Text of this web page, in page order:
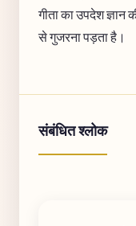
गीता का उपदेश ज्ञान
से गुजरना पड़ता है।
संबंधित श्लोक